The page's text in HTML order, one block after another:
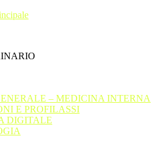
– MEDICINA INTERNA
E PROFILASSI
DIGITALE